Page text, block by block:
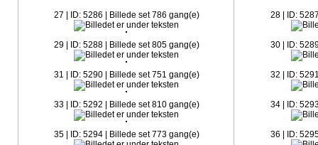
27 | ID: 5286 | Billede set 786 gang(e) 28 | ID:
29 | ID: 5288 | Billede set 805 gang(e) 30 | ID:
31 | ID: 5290 | Billede set 751 gang(e) 32 | ID:
33 | ID: 5292 | Billede set 810 gang(e) 34 | ID:
35 | ID: 5294 | Billede set 773 gang(e) 36 | ID: